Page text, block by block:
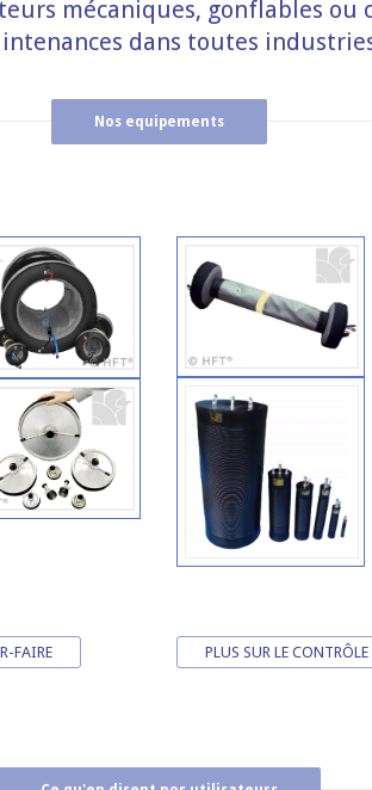
mécaniques, gonflables
dans toutes
Nos equipements
FAIRE PLUS SUR LE CONTRÔLE